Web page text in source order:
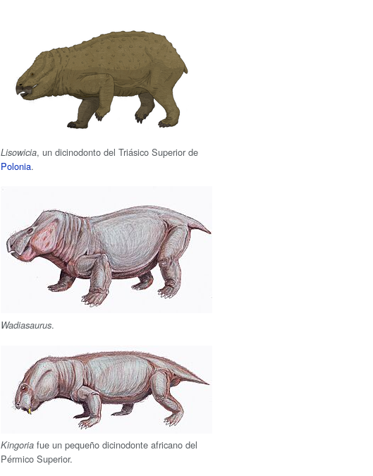
Lisowicia, un dicinodonto del Triásico Superior de
Polonia.
Wadiasaurus.
Kingoria fue un pequeño dicinodonte africano del
Pérmico Superior.